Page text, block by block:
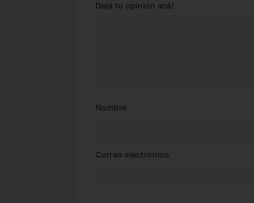
Dejá tu opinión acá!
Nombre
Correo electrónico